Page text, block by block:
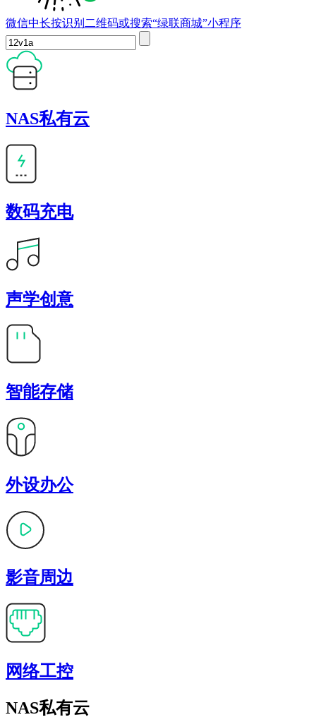
微信中长按识别二维码或搜索“绿联商城”小程序
NAS私有云
数码充电
声学创意
智能存储
外设办公
影音周边
网络工控
NAS私有云